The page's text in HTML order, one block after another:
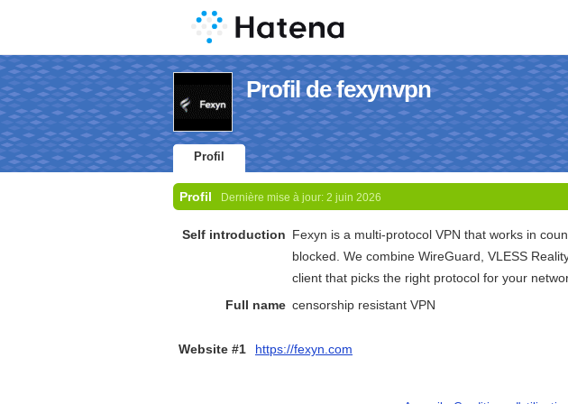
Profil de fexynvpn
Profil
Profil Dernière mise à jour: 2 juin 2026
Self introduction Fexyn is a multi-protocol VPN that works in
blocked. We combine WireGuard, VLESS
client that picks the right protocol for your
Full name censorship resistant VPN
Website #1 https://fexyn.com